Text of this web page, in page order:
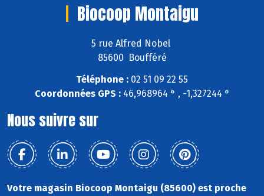
Biocoop Montaigu
5 rue Alfred Nobel
85600 Boufféré
Téléphone : 02 51 09 22 55
Coordonnées GPS :46,968964 ° , -1,327244 °
Nous suivre sur
Votre magasin Biocoop Montaigu (85600) est proche